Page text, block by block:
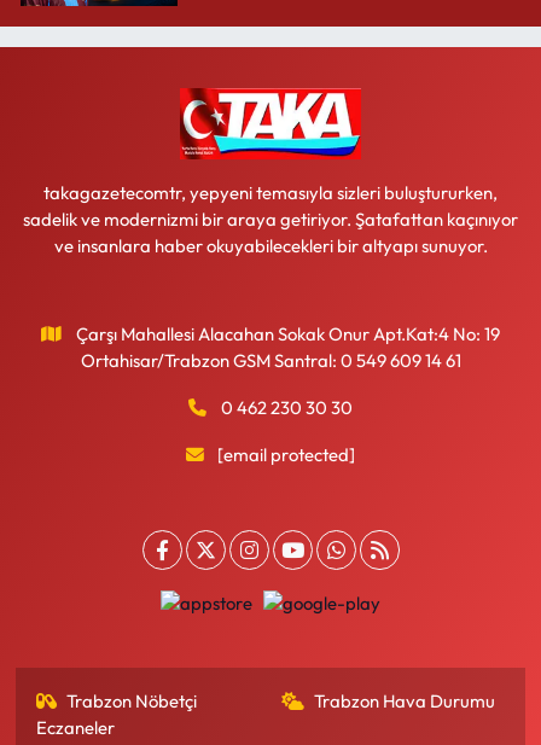
takagazetecomtr, yepyeni temasıyla sizleri buluştururken,
sadelik ve modernizmi bir araya getiriyor. Şatafattan kaçınıyor
ve insanlara haber okuyabilecekleri bir altyapı sunuyor.
Çarşı Mahallesi Alacahan Sokak Onur Apt.Kat:4 No: 19
Ortahisar/Trabzon GSM Santral: 0 549 609 14 61
0 462 230 30 30
[email protected]
Trabzon Nöbetçi
Eczaneler
Trabzon Hava Durumu